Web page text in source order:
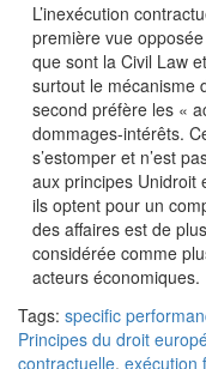
L’inexécution
première vue
que sont la Civil Law
surtout le mécanisme
second préfère les «
dommages-intérêts.
s’estomper et n’est
aux principes Unidroit
ils optent pour un
des affaires est de
considérée comme
acteurs économiques.
Tags: specific
Principes du droit
contractuelle, exécution